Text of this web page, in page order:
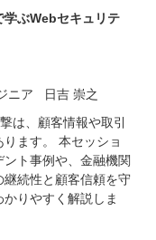
学ぶWebセキュリテ
ア 日吉 崇之
は、顧客情報や取引
ます。 本セッショ
ト事例や、金融機関
続性と顧客信頼を守
りやすく解説しま